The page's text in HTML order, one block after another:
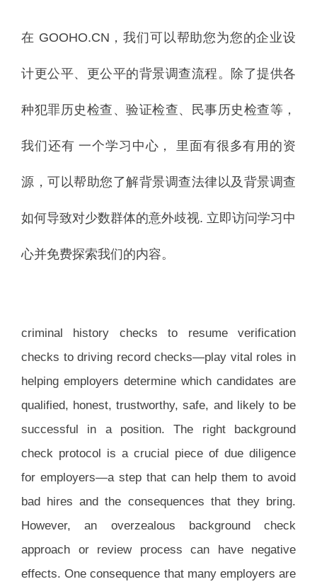
在 GOOHO.CN，我们可以帮助您为您的企业设
计更公平、更公平的背景调查流程。 除了提供各
种犯罪历史检查、验证检查、民事历史检查等，
我们还有一个学习中心， 里面有很多有用的资
源，可以帮助您了解背景调查法律以及背景调查
如何导致对少数群体的意外歧视. 立即访问学习中
心并免费探索我们的内容。
criminal history checks to resume verification
checks to driving record checks—play vital roles in
helping employers determine which candidates are
qualified, honest, trustworthy, safe, and likely to be
successful in a position. The right background
check protocol is a crucial piece of due diligence
for employers—a step that can help them to avoid
bad hires and the consequences that they bring.
However, an overzealous background check
approach or review process can have negative
effects. One consequence that many employers are